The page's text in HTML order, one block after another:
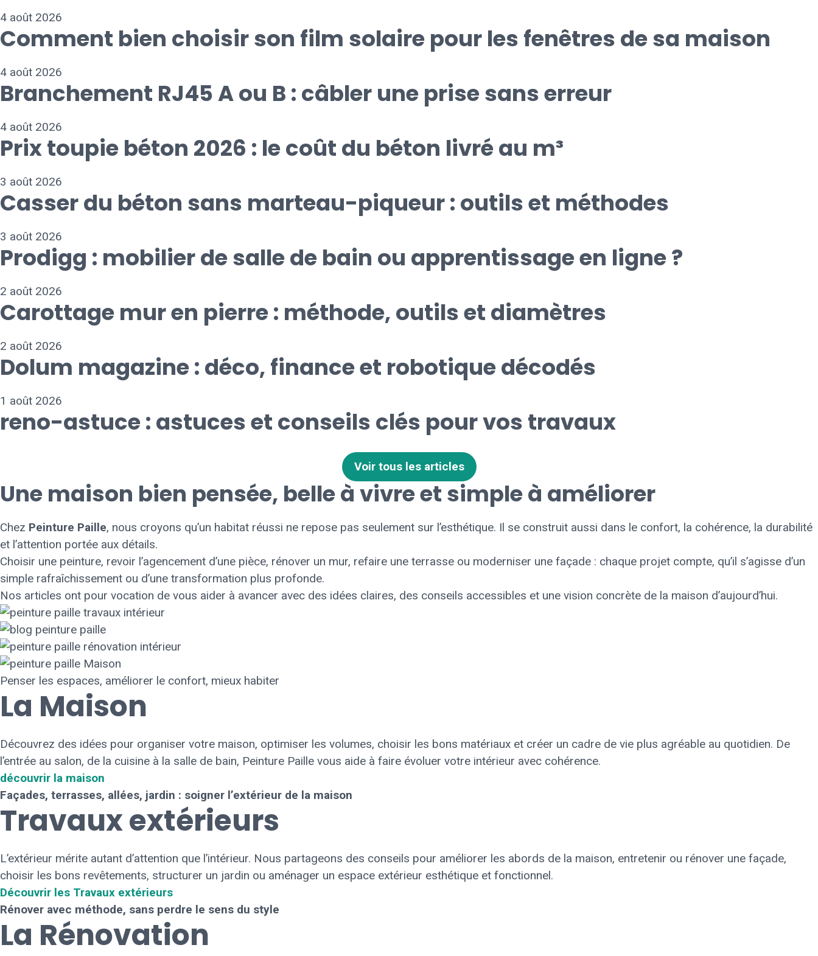
4 août 2026
Comment bien choisir son film solaire pour les fenêtres de sa maison
4 août 2026
Branchement RJ45 A ou B : câbler une prise sans erreur
4 août 2026
Prix toupie béton 2026 : le coût du béton livré au m³
3 août 2026
Casser du béton sans marteau-piqueur : outils et méthodes
3 août 2026
Prodigg : mobilier de salle de bain ou apprentissage en ligne ?
2 août 2026
Carottage mur en pierre : méthode, outils et diamètres
2 août 2026
Dolum magazine : déco, finance et robotique décodés
1 août 2026
reno-astuce : astuces et conseils clés pour vos travaux
Voir tous les articles
Une maison bien pensée, belle à vivre et simple à améliorer
Chez Peinture Paille, nous croyons qu’un habitat réussi ne repose pas seulement sur l’esthétique. Il se construit aussi dans le confort, la cohérence, la durabilité
et l’attention portée aux détails.
Choisir une peinture, revoir l’agencement d’une pièce, rénover un mur, refaire une terrasse ou moderniser une façade : chaque projet compte, qu’il s’agisse d’un
simple rafraîchissement ou d’une transformation plus profonde.
Nos articles ont pour vocation de vous aider à avancer avec des idées claires, des conseils accessibles et une vision concrète de la maison d’aujourd’hui.
Penser les espaces, améliorer le confort, mieux habiter
La Maison
Découvrez des idées pour organiser votre maison, optimiser les volumes, choisir les bons matériaux et créer un cadre de vie plus agréable au quotidien. De
l’entrée au salon, de la cuisine à la salle de bain, Peinture Paille vous aide à faire évoluer votre intérieur avec cohérence.
découvrir la maison
Façades, terrasses, allées, jardin : soigner l’extérieur de la maison
Travaux extérieurs
L’extérieur mérite autant d’attention que l’intérieur. Nous partageons des conseils pour améliorer les abords de la maison, entretenir ou rénover une façade,
choisir les bons revêtements, structurer un jardin ou aménager un espace extérieur esthétique et fonctionnel.
Découvrir les Travaux extérieurs
Rénover avec méthode, sans perdre le sens du style
La Rénovation